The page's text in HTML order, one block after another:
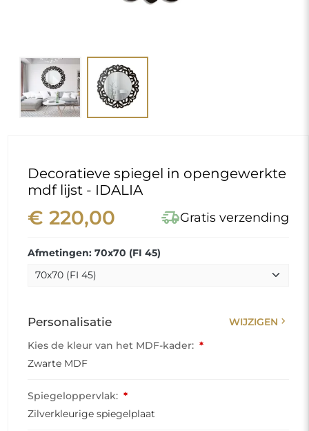
Decoratieve spiegel in opengewerkte
mdf lijst - IDALIA
€ 220,00 delivery_truck_speedGratis verzending
Afmetingen: 70x70 (FI 45)
Personalisatie WIJZIGEN chevron_right
Kies de kleur van het MDF-kader: *
Zwarte MDF
Spiegeloppervlak: *
Zilverkleurige spiegelplaat